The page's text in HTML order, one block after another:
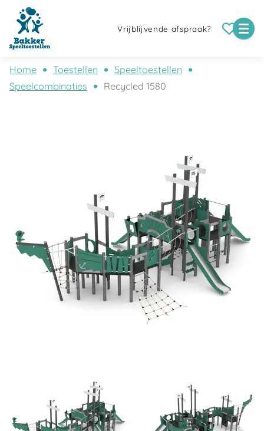
Vrijblijvende afspraak?
Home Toestellen
Speeltoestellen
Speelcombinaties
Recycled 1580